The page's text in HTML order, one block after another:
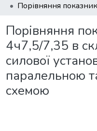
Порівняння
4ч7,5/7,35 в
силової
паралельною
схемою